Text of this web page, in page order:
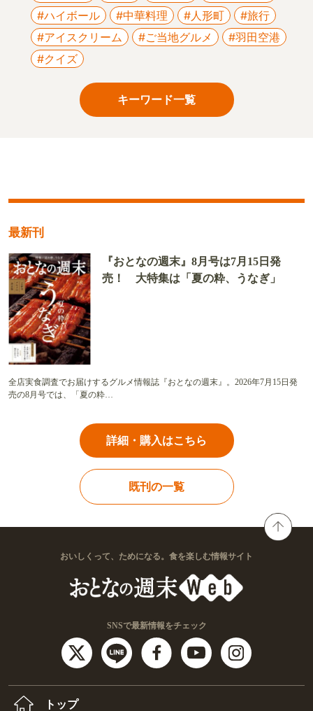
#ハイボール
#中華料理 #人形町
#旅行
#アイスクリーム
#ご当地グルメ
#羽田空港
#クイズ
キーワード一覧
最新刊
『おとなの週末』8月号は7月15日発
売！ 大特集は「夏の粋、うなぎ」
全店実食調査でお届けするグルメ情報誌『おとなの週末』。2026年7月15日発
売の8月号では、「夏の粋…
詳細・購入はこちら
既刊の一覧
おいしくって、ためになる。食を楽しむ情報サイト
SNSで最新情報をチェック
トップ